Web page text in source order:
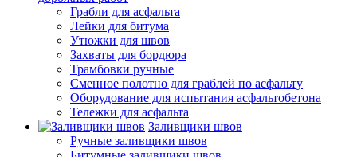
Грабли для асфальта
Лейки для битума
Утюжки для швов
Захваты для бордюра
Трамбовки ручные
Сменное полотно для граблей по асфальту
Оборудование для испытания асфальтобетона
Тележки для асфальта
Заливщики швов
Ручные заливщики швов